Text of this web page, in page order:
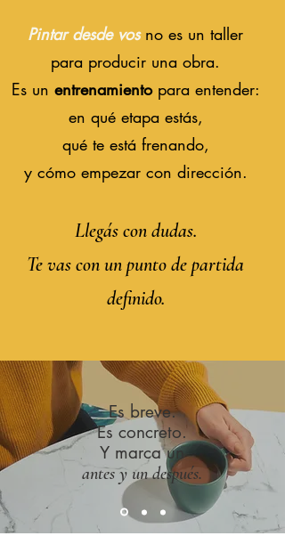
Pintar desde vos no es un taller
para producir una obra.
Es un entrenamientopara entender:
en qué etapa estás,
qué te está frenando,
y cómo empezar con dirección.
Llegás con dudas.
Te vas con un punto de partida
definido.
Es breve.
Es concreto.
Y marca un
antes y un después.